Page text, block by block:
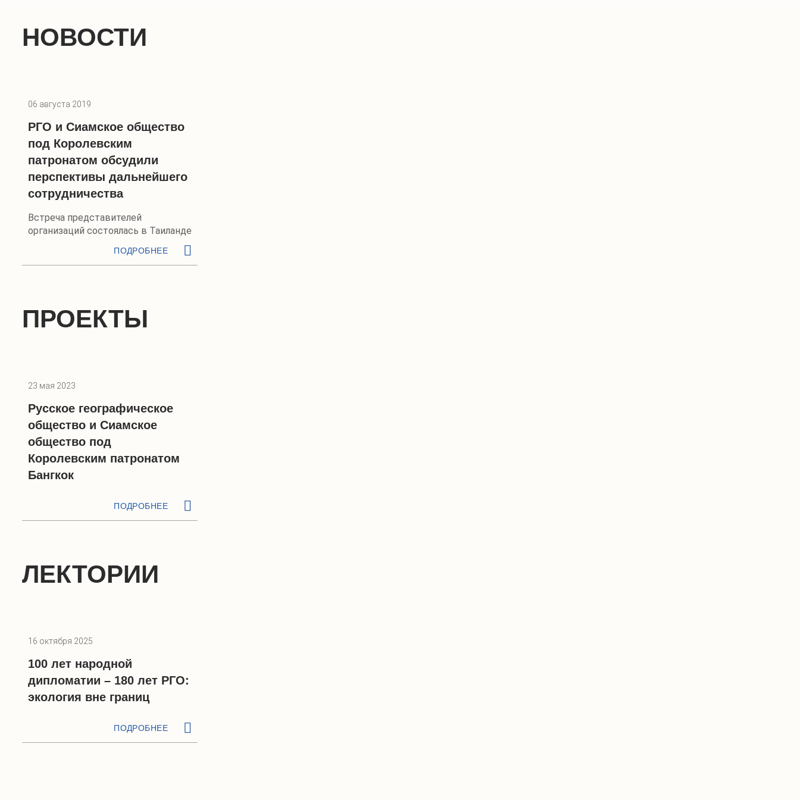
НОВОСТИ
06 августа 2019
РГО и Сиамское общество
под Королевским
патронатом обсудили
перспективы дальнейшего
сотрудничества
Встреча представителей
организаций состоялась в Таиланде
ПОДРОБНЕЕ
ПРОЕКТЫ
23 мая 2023
Русское географическое
общество и Сиамское
общество под
Королевским патронатом
Бангкок
ПОДРОБНЕЕ
ЛЕКТОРИИ
16 октября 2025
100 лет народной
дипломатии – 180 лет РГО:
экология вне границ
ПОДРОБНЕЕ